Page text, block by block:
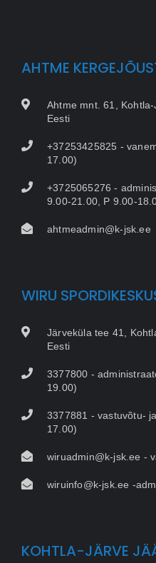
AHTME
Ahtme mnt. 61,
Eesti
+37253425825 -
17.00)
+3725065276 -
9.00-21.00, P 9.00-
ahtmeadmin@k-jsk.ee
WIRU
Järveküla tee 41,
Eesti
3377800 -
19.00)
3377881 - vastuvõtu-
17.00)
wiruadmin@k-jsk.ee -
wiruinfo@k-jsk.ee -
KOHTLA-JÄRVE